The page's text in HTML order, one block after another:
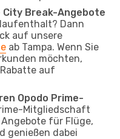
City Break-Angebote
Dann
auf unsere
ab Tampa. Wenn Sie
möchten,
auf
Opodo Prime-
Mitgliedschaft
für Flüge,
genießen dabei